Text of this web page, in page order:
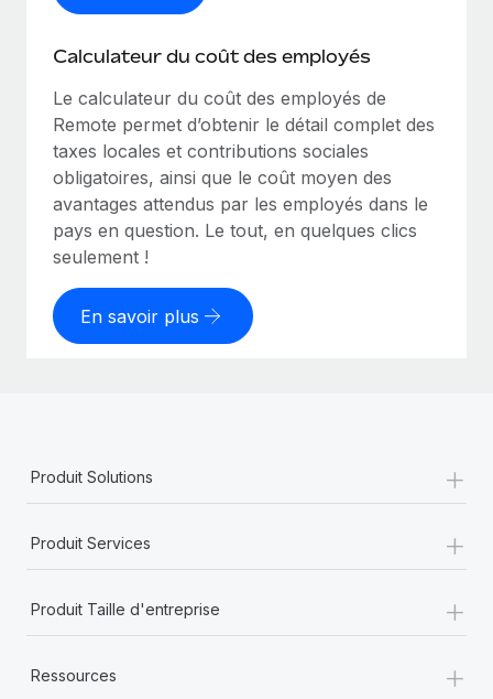
Calculateur du coût des employés
Le calculateur du coût des employés de
Remote permet d’obtenir le détail complet des
taxes locales et contributions sociales
obligatoires, ainsi que le coût moyen des
avantages attendus par les employés dans le
pays en question. Le tout, en quelques clics
seulement !
En savoir plus
Produit Solutions +
Produit Services +
Produit Taille d'entreprise +
Ressources +